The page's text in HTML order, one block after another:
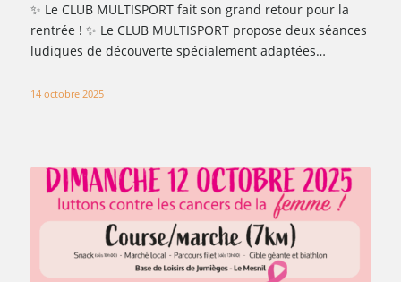
✨ Le CLUB MULTISPORT fait son grand retour pour la
rentrée ! ✨ Le CLUB MULTISPORT propose deux séances
ludiques de découverte spécialement adaptées…
14 octobre 2025